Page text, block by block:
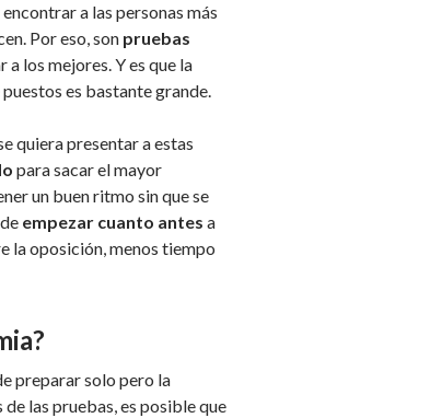
a las personas más
Por eso, son pruebas
los mejores. Y es que la
es bastante grande.
quiera presentar a estas
para sacar el mayor
un buen ritmo sin que se
empezar cuanto antes a
la oposición, menos tiempo
preparar solo pero la
las pruebas, es posible que